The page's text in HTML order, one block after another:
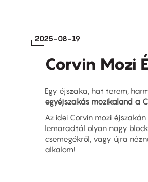
2025-08-19
Corvin Mozi
Egy éjszaka, hat terem,
egyéjszakás mozikaland a
Az idei Corvin mozi
lemaradtál olyan nagy
csemegékről, vagy újra
alkalom!